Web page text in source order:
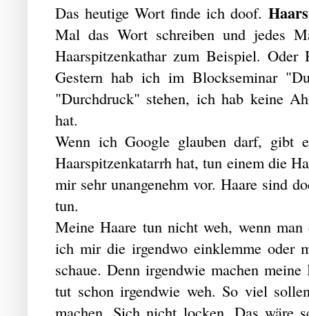
Das heutige Wort finde ich doof.
Mal das Wort schreiben und jedes
Haarspitzenkathar zum Beispiel.
Gestern hab ich im Blockseminar
"Durchdruck" stehen, ich hab keine
hat.
Wenn ich Google glauben darf, gibt
Haarspitzenkatarrh hat, tun einem die
mir sehr unangenehm vor. Haare sind
tun.
Meine Haare tun nicht weh, wenn
ich mir die irgendwo einklemme oder
schaue. Denn irgendwie machen
tut schon irgendwie weh. So viel
machen. Sich nicht locken. Das wäre